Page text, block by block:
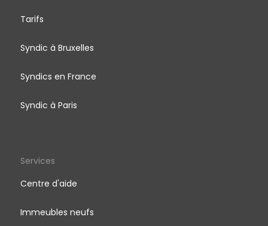
Tarifs
Syndic à Bruxelles
Syndics en France
Syndic à Paris
Services
Centre d'aide
Immeubles neufs